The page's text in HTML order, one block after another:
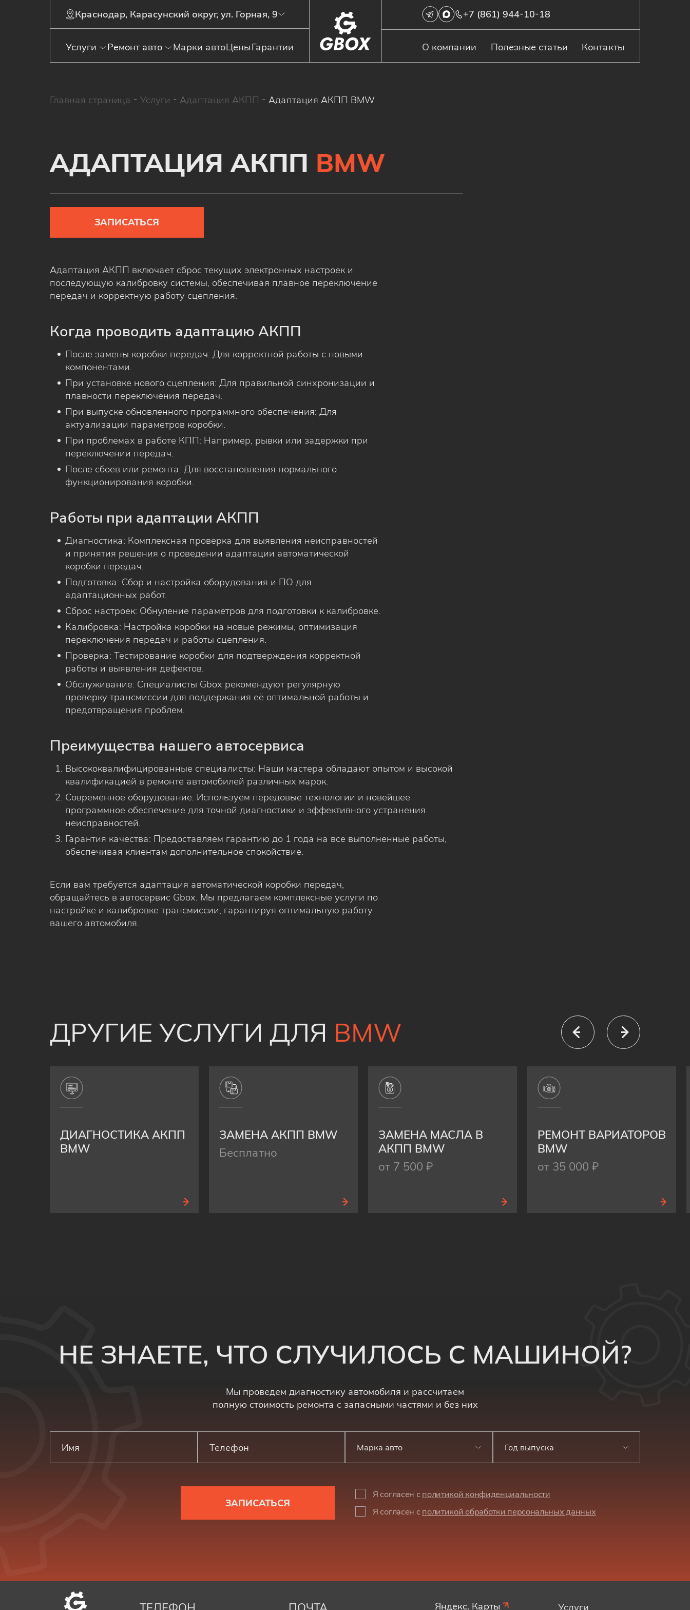
Краснодар, Карасунский округ, ул. Горная, 9 +7 (861) 944-10-18
Услуги Ремонт авто Марки автоЦеныГарантии О компании Полезные статьи Контакты
Главная страница - Услуги - Адаптация АКПП - Адаптация АКПП BMW
АДАПТАЦИЯ АКПП BMW
ЗАПИСАТЬСЯ
Адаптация АКПП включает сброс текущих электронных настроек и
последующую калибровку системы, обеспечивая плавное переключение
передач и корректную работу сцепления.
Когда проводить адаптацию АКПП
После замены коробки передач: Для корректной работы с новыми
компонентами.
При установке нового сцепления: Для правильной синхронизации и
плавности переключения передач.
При выпуске обновленного программного обеспечения: Для
актуализации параметров коробки.
При проблемах в работе КПП: Например, рывки или задержки при
переключении передач.
После сбоев или ремонта: Для восстановления нормального
функционирования коробки.
Работы при адаптации АКПП
Диагностика: Комплексная проверка для выявления неисправностей
и принятия решения о проведении адаптации автоматической
коробки передач.
Подготовка: Сбор и настройка оборудования и ПО для
адаптационных работ.
Сброс настроек: Обнуление параметров для подготовки к калибровке.
Калибровка: Настройка коробки на новые режимы, оптимизация
переключения передач и работы сцепления.
Проверка: Тестирование коробки для подтверждения корректной
работы и выявления дефектов.
Обслуживание: Специалисты Gbox рекомендуют регулярную
проверку трансмиссии для поддержания её оптимальной работы и
предотвращения проблем.
Преимущества нашего автосервиса
Высококвалифицированные специалисты: Наши мастера обладают опытом и высокой
квалификацией в ремонте автомобилей различных марок.
Современное оборудование: Используем передовые технологии и новейшее
программное обеспечение для точной диагностики и эффективного устранения
неисправностей.
Гарантия качества: Предоставляем гарантию до 1 года на все выполненные работы,
обеспечивая клиентам дополнительное спокойствие.
Если вам требуется адаптация автоматической коробки передач,
обращайтесь в автосервис Gbox. Мы предлагаем комплексные услуги по
настройке и калибровке трансмиссии, гарантируя оптимальную работу
вашего автомобиля.
ДРУГИЕ УСЛУГИ ДЛЯ BMW
ДИАГНОСТИКА АКПП
BMW
ЗАМЕНА АКПП BMW
Бесплатно
ЗАМЕНА МАСЛА В
АКПП BMW
от 7 500 ₽
РЕМОНТ ВАРИАТОРОВ
BMW
от 35 000 ₽
НЕ ЗНАЕТЕ, ЧТО СЛУЧИЛОСЬ С МАШИНОЙ?
Мы проведем диагностику автомобиля и рассчитаем
полную стоимость ремонта с запасными частями и без них
Марка авто Год выпуска
ЗАПИСАТЬСЯ
Я согласен с политикой конфиденциальности
Я согласен с политикой обработки персональных данных
Яндекс. Карты Услуги